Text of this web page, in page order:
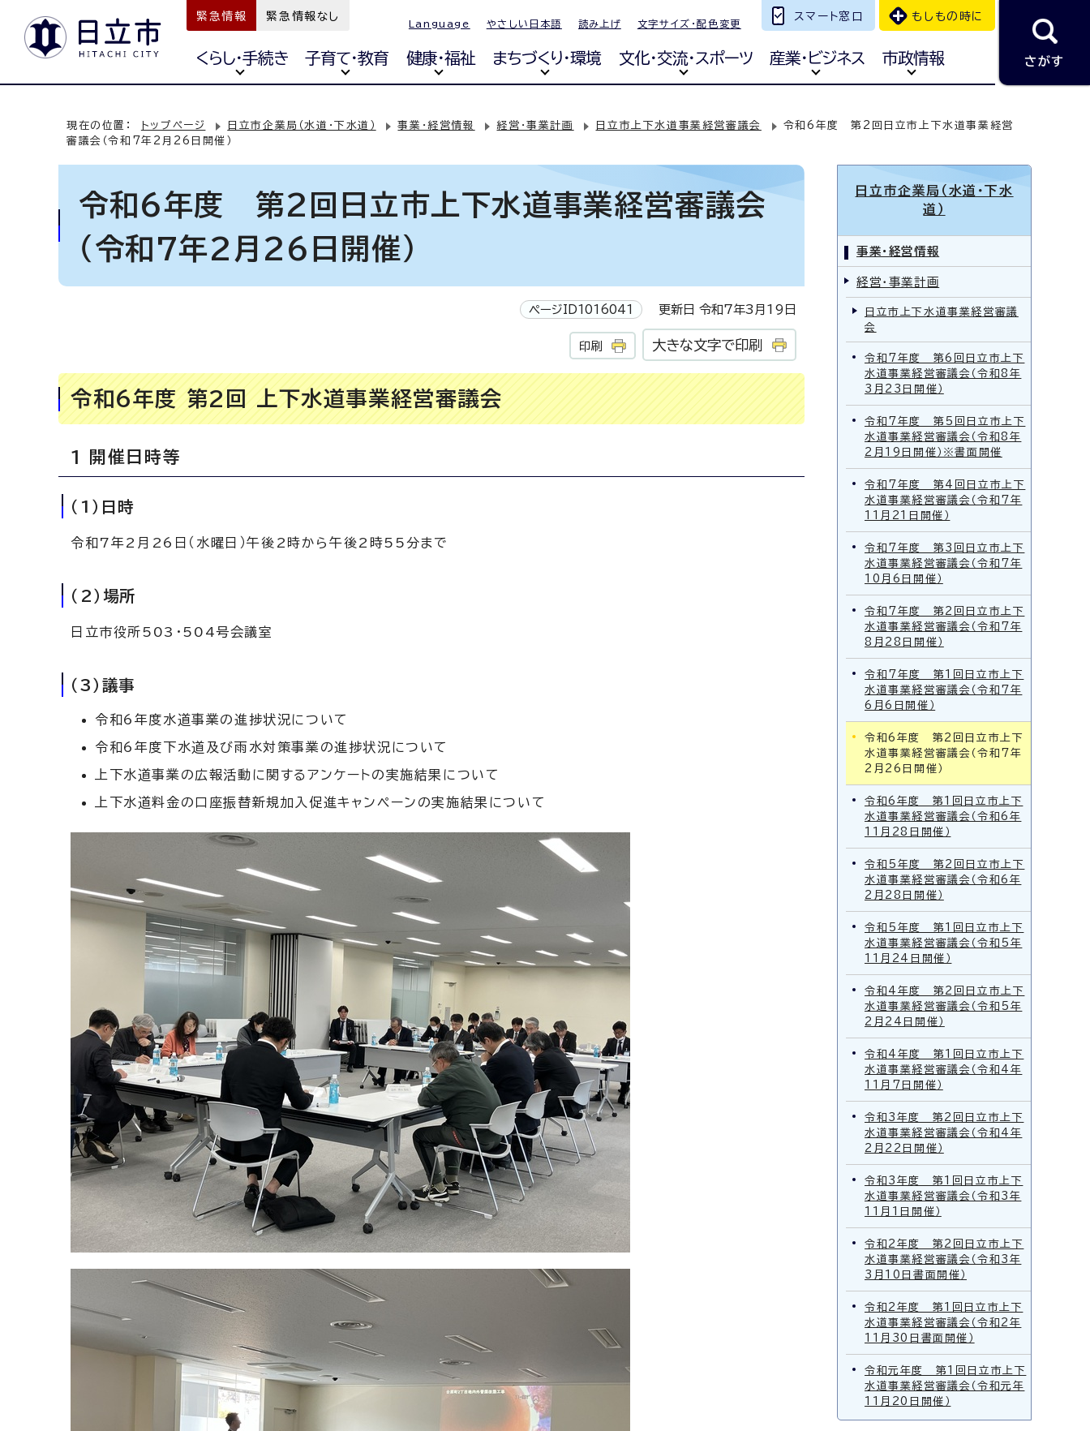
緊急情報 緊急情報なし
Language やさしい日本語 読み上げ 文字サイズ・配色変更
スマート窓口 もしもの時に
くらし・手続き 子育て・教育 健康・福祉 まちづくり・環境 文化・交流・スポーツ 産業・ビジネス 市政情報 さがす
現在の位置： トップページ 日立市企業局（水道・下水道） 事業・経営情報 経営・事業計画 日立市上下水道事業経営審議会
令和6年度 第2回日立市上下水道事業経営
審議会（令和7年2月26日開催）
令和6年度 第2回日立市上下水道事業経営審議会
（令和7年2月26日開催）
ページID1016041 更新日 令和7年3月19日
印刷 大きな文字で印刷
令和6年度 第2回 上下水道事業経営審議会
1 開催日時等
（1）日時
令和7年2月26日（水曜日）午後2時から午後2時55分まで
（2）場所
日立市役所503・504号会議室
（3）議事
令和6年度水道事業の進捗状況について
令和6年度下水道及び雨水対策事業の進捗状況について
上下水道事業の広報活動に関するアンケートの実施結果について
上下水道料金の口座振替新規加入促進キャンペーンの実施結果について
日立市企業局（水道・下水
道）
事業・経営情報
経営・事業計画
日立市上下水道事業経営審議
会
令和7年度 第6回日立市上下
水道事業経営審議会（令和8年
3月23日開催）
令和7年度 第5回日立市上下
水道事業経営審議会（令和8年
2月19日開催）※書面開催
令和7年度 第4回日立市上下
水道事業経営審議会（令和7年
11月21日開催）
令和7年度 第3回日立市上下
水道事業経営審議会（令和7年
10月6日開催）
令和7年度 第2回日立市上下
水道事業経営審議会（令和7年
8月28日開催）
令和7年度 第1回日立市上下
水道事業経営審議会（令和7年
6月6日開催）
令和6年度 第2回日立市上下
水道事業経営審議会（令和7年
2月26日開催）
令和6年度 第1回日立市上下
水道事業経営審議会（令和6年
11月28日開催）
令和5年度 第2回日立市上下
水道事業経営審議会（令和6年
2月28日開催）
令和5年度 第1回日立市上下
水道事業経営審議会（令和5年
11月24日開催）
令和4年度 第2回日立市上下
水道事業経営審議会（令和5年
2月24日開催）
令和4年度 第1回日立市上下
水道事業経営審議会（令和4年
11月7日開催）
令和3年度 第2回日立市上下
水道事業経営審議会（令和4年
2月22日開催）
令和3年度 第1回日立市上下
水道事業経営審議会（令和3年
11月1日開催）
令和2年度 第2回日立市上下
水道事業経営審議会（令和3年
3月10日書面開催）
令和2年度 第1回日立市上下
水道事業経営審議会（令和2年
11月30日書面開催）
令和元年度 第1回日立市上下
水道事業経営審議会（令和元年
11月20日開催）